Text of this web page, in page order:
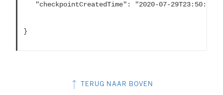
"checkpointCreatedTime": "2020-07-
}
TERUG NAAR BOVEN